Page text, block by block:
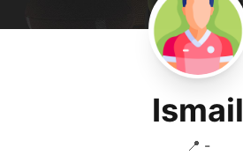
Ismail
📍 -